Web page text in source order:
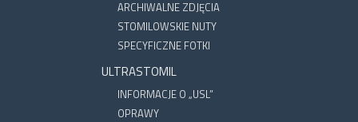
ARCHIWALNE ZDJĘCIA
STOMILOWSKIE NUTY
SPECYFICZNE FOTKI
ULTRASTOMIL
INFORMACJE O „USL”
OPRAWY